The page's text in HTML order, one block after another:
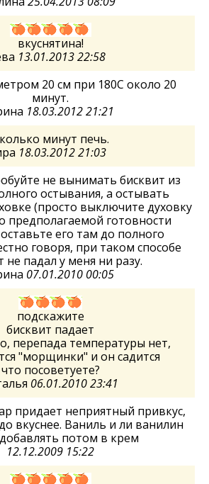
вкуснятина!
13.01.2013 22:58
20 см при 180С около 20
минут.
18.03.2012 21:21
минут печь.
18.03.2012 21:03
не вынимать бисквит из
остывания, а остывать
(просто выключите духовку
предполагаемой готовности
его там до полного
говоря, при таком способе
не падал у меня ни разу.
07.01.2010 00:05
подскажите
бисквит падает
перепада температуры нет,
"морщинки" и он садится
что посоветуете?
06.01.2010 23:41
придает неприятный привкус,
вкуснее. Ваниль и ли ванилин
потом в крем
12.12.2009 15:22